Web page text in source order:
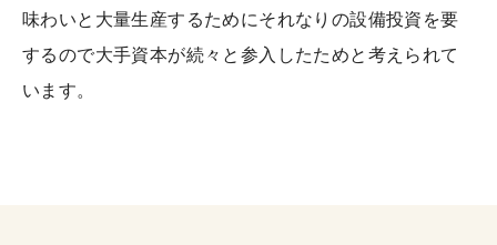
味わいと大量生産するためにそれなりの設備投資を要
するので大手資本が続々と参入したためと考えられて
います。